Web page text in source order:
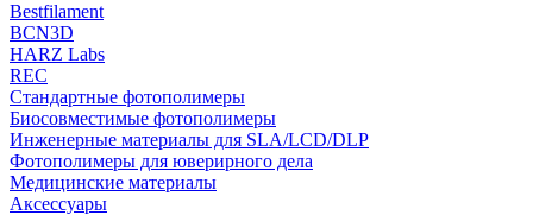
Bestfilament
BCN3D
HARZ Labs
REC
Стандартные фотополимеры
Биосовместимые фотополимеры
Инженерные материалы для SLA/LCD/DLP
Фотополимеры для юверирного дела
Медицинские материалы
Аксессуары